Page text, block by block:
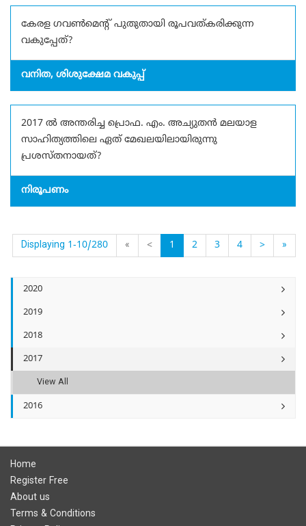
കേരള ഗവൺമെന്റ് പുതുതായി രൂപവത്കരിക്കുന്ന
വകുപ്പേത്?
വനിത, ശിശുക്ഷേമ വകുപ്പ്
2017 ൽ അന്തരിച്ച പ്രൊഫ. എം. അച്യുതൻ മലയാള
സാഹിത്യത്തിലെ ഏത് മേഖലയിലായിരുന്നു
പ്രശസ്തനായത്?
നിരൂപണം
Displaying 1-10/280 « < 1 2 3 4 > »
2020
2019
2018
2017
View All
2016
Home
Register Free
About us
Terms & Conditions